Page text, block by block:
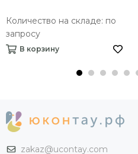
Количество на складе: по
запросу
В корзину
zakaz@ucontay.com